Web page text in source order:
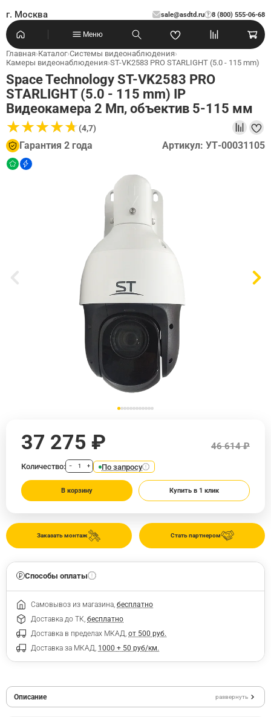
г. Москва sale@asdtd.ru 8 (800) 555-06-68
?
Меню
Главная›Каталог›Системы видеонаблюдения›
Камеры видеонаблюдения›ST-VK2583 PRO STARLIGHT (5.0 - 115 mm)
Space Technology ST-VK2583 PRO
STARLIGHT (5.0 - 115 mm) IP
Видеокамера 2 Мп, объектив 5-115 мм
★★★★★
★★★★★(4,7)
Гарантия 2 года Артикул: УТ-00031105
Стать партнером
Заказать монтаж
37 275 ₽ 46 614 ₽
Количество: − + По запросу
В корзину Купить в 1 клик
Способы оплаты
Самовывоз из магазина, бесплатно
Доставка до ТК, бесплатно
Доставка в пределах МКАД, от 500 руб.
Доставка за МКАД, 1000 + 50 руб/км.
Описание развернуть